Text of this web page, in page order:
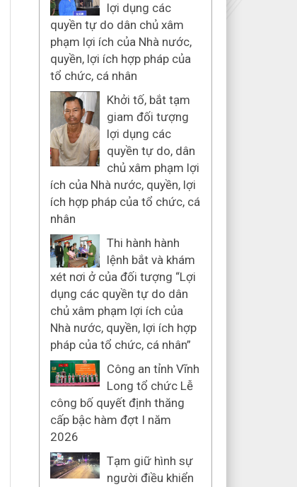
lợi dụng các
quyền tự do dân chủ xâm
phạm lợi ích của Nhà nước,
quyền, lợi ích hợp pháp của
tổ chức, cá nhân
Khởi tố, bắt tạm
giam đối tượng
lợi dụng các
quyền tự do, dân
chủ xâm phạm lợi
ích của Nhà nước, quyền, lợi
ích hợp pháp của tổ chức, cá
nhân
Thi hành hành
lệnh bắt và khám
xét nơi ở của đối tượng “Lợi
dụng các quyền tự do dân
chủ xâm phạm lợi ích của
Nhà nước, quyền, lợi ích hợp
pháp của tổ chức, cá nhân”
Công an tỉnh Vĩnh
Long tổ chức Lễ
công bố quyết định thăng
cấp bậc hàm đợt I năm
2026
Tạm giữ hình sự
người điều khiển